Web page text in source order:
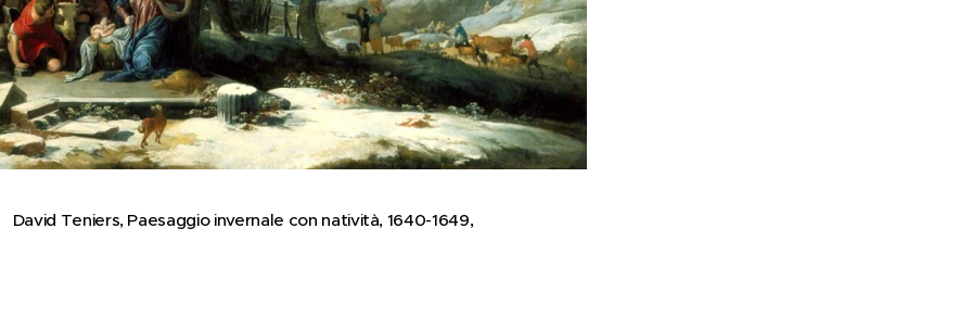
David Teniers, Paesaggio invernale con natività, 1640-1649,